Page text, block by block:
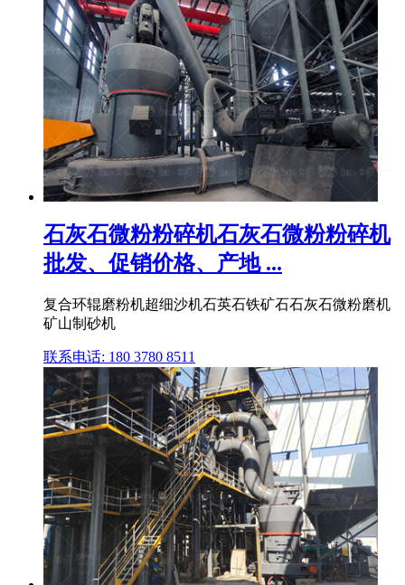
石灰石微粉粉碎机石灰石微粉粉碎机
批发、促销价格、产地 ...
复合环辊磨粉机超细沙机石英石铁矿石石灰石微粉磨机
矿山制砂机
联系电话: 180 3780 8511